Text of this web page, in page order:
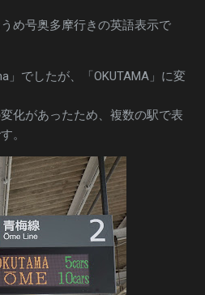
め号奥多摩行きの英語表示で
」でしたが、「OKUTAMA」に変
化があったため、複数の駅で表
。